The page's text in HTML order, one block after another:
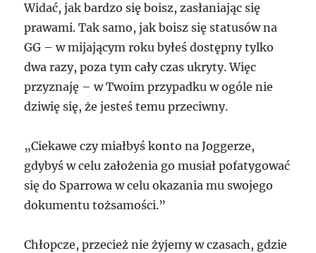
Widać, jak bardzo się boisz, zasłaniając się
prawami. Tak samo, jak boisz się statusów na
GG – w mijającym roku byłeś dostępny tylko
dwa razy, poza tym cały czas ukryty. Więc
przyznaję – w Twoim przypadku w ogóle nie
dziwię się, że jesteś temu przeciwny.
„Ciekawe czy miałbyś konto na Joggerze,
gdybyś w celu założenia go musiał pofatygować
się do Sparrowa w celu okazania mu swojego
dokumentu tożsamości.”
Chłopcze, przecież nie żyjemy w czasach, gdzie